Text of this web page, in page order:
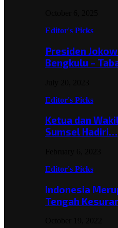
Editor's Picks
Presiden
Bengkulu –
Editor's Picks
Ketua dan
Sumsel Hadiri…
Editor's Picks
Indonesia
Tengah